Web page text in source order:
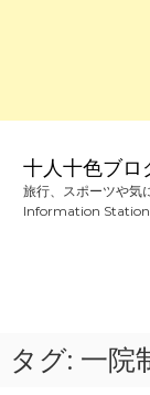
十人十色ブロ
旅行、スポーツや気
Information
タグ: 一院